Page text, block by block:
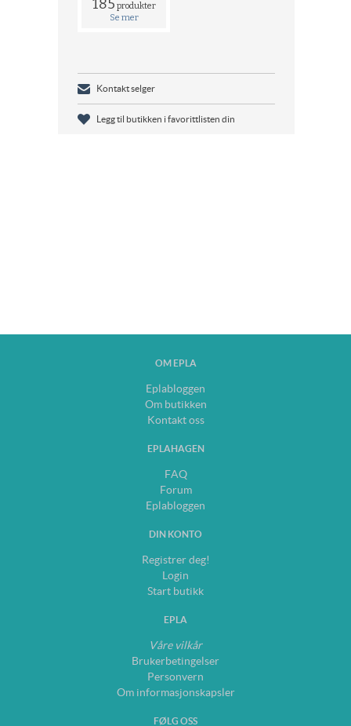
185 produkter
Se mer
Kontakt selger
Legg til butikken i favorittlisten din
OM EPLA
Eplabloggen
Om butikken
Kontakt oss
EPLAHAGEN
FAQ
Forum
Eplabloggen
DIN KONTO
Registrer deg!
Login
Start butikk
EPLA
Våre vilkår
Brukerbetingelser
Personvern
Om informasjonskapsler
FØLG OSS